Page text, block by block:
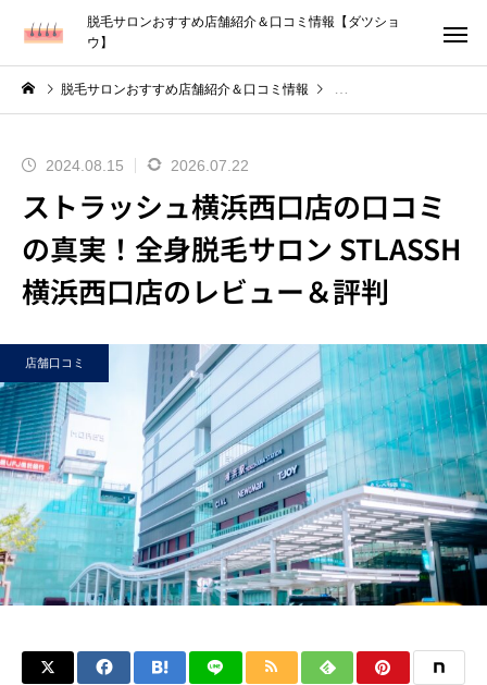
脱毛サロンおすすめ店舗紹介＆口コミ情報【ダツショ
ウ】
脱毛サロンおすすめ店舗紹介＆口コミ情報
2024.08.15 2026.07.22
ストラッシュ横浜西口店の口コミ
の真実！全身脱毛サロン STLASSH
横浜西口店のレビュー＆評判
店舗口コミ